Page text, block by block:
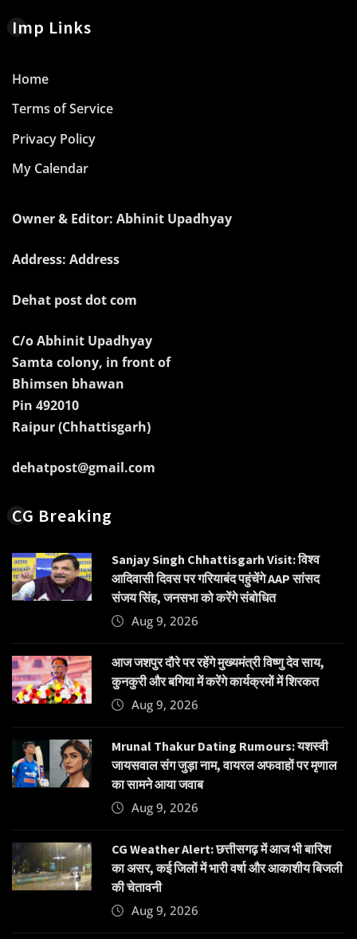
Imp Links
Home
Terms of Service
Privacy Policy
My Calendar
Owner & Editor: Abhinit Upadhyay
Address: Address
Dehat post dot com
C/o Abhinit Upadhyay
Samta colony, in front of
Bhimsen bhawan
Pin 492010
Raipur (Chhattisgarh)
dehatpost@gmail.com
CG Breaking
Sanjay Singh Chhattisgarh Visit: विश्व
आदिवासी दिवस पर गरियाबंद पहुंचेंगे AAP सांसद
संजय सिंह, जनसभा को करेंगे संबोधित
Aug 9, 2026
आज जशपुर दौरे पर रहेंगे मुख्यमंत्री विष्णु देव साय,
कुनकुरी और बगिया में करेंगे कार्यक्रमों में शिरकत
Aug 9, 2026
Mrunal Thakur Dating Rumours: यशस्वी
जायसवाल संग जुड़ा नाम, वायरल अफवाहों पर मृणाल
का सामने आया जवाब
Aug 9, 2026
CG Weather Alert: छत्तीसगढ़ में आज भी बारिश
का असर, कई जिलों में भारी वर्षा और आकाशीय बिजली
की चेतावनी
Aug 9, 2026